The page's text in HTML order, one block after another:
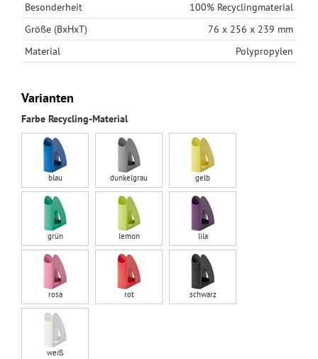
Besonderheit
100% Recyclingmaterial
Größe (BxHxT)
76 x 256 x 239 mm
Material
Polypropylen
Varianten
Farbe Recycling-Material
blau dunkelgrau gelb
grün lemon lila
rosa rot schwarz
weiß